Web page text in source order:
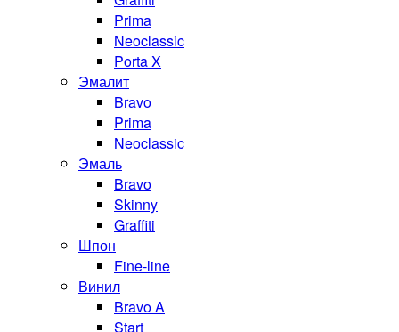
Prima
Neoclassic
Porta X
Эмалит
Bravo
Prima
Neoclassic
Эмаль
Bravo
Skinny
Graffiti
Шпон
Fine-line
Винил
Bravo A
Start